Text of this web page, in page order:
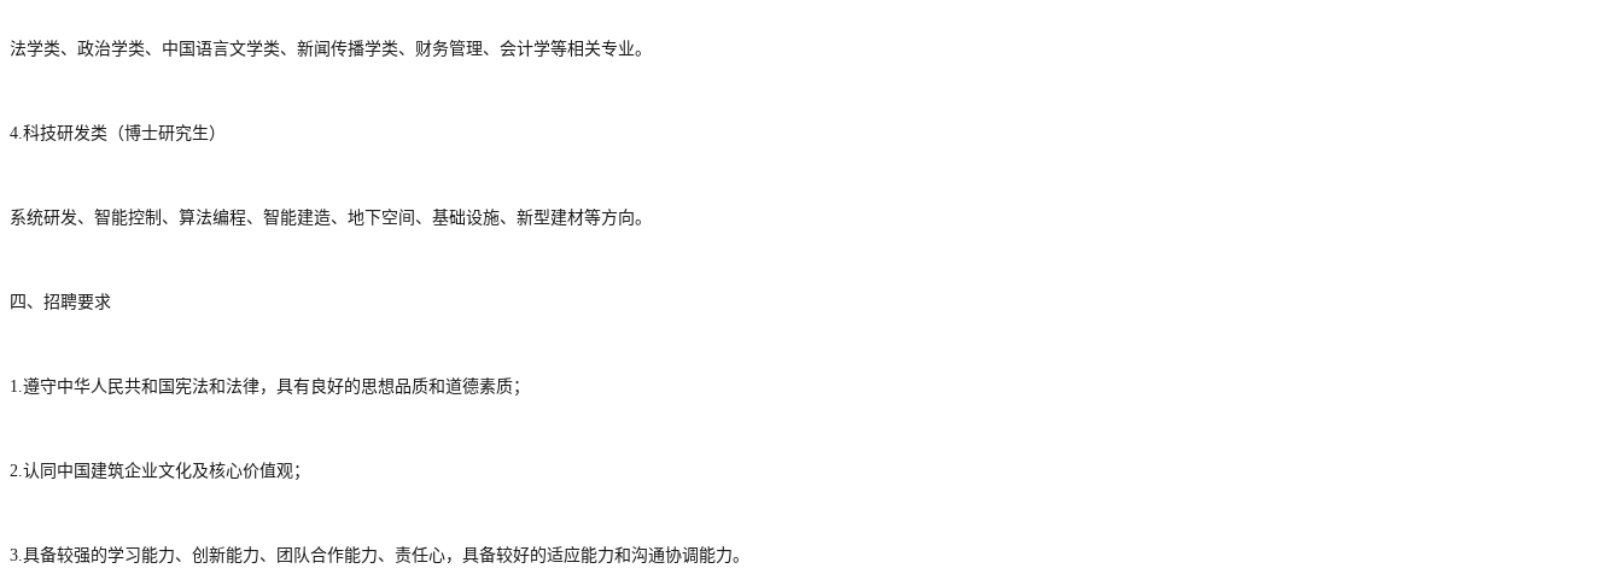
法学类、政治学类、中国语言文学类、新闻传播学类、财务管理、会计学等相关专业。
4.科技研发类（博士研究生）
系统研发、智能控制、算法编程、智能建造、地下空间、基础设施、新型建材等方向。
四、招聘要求
1.遵守中华人民共和国宪法和法律，具有良好的思想品质和道德素质；
2.认同中国建筑企业文化及核心价值观；
3.具备较强的学习能力、创新能力、团队合作能力、责任心，具备较好的适应能力和沟通协调能力。